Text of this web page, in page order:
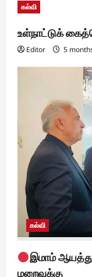
கல்வி
உள்நாட்டுக்
Editor 5
கல்வி
இமாம்
மறைவுக்கு